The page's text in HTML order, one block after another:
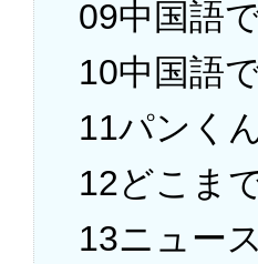
09中国語
10中国語
11パンく
12どこま
13ニュー